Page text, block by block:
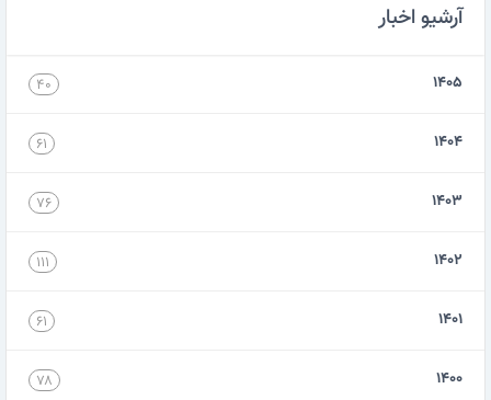
آرشیو اخبار
۱۴۰۵ ۴۰
۱۴۰۴ ۶۱
۱۴۰۳ ۷۶
۱۴۰۲ ۱۱۱
۱۴۰۱ ۶۱
۱۴۰۰ ۷۸